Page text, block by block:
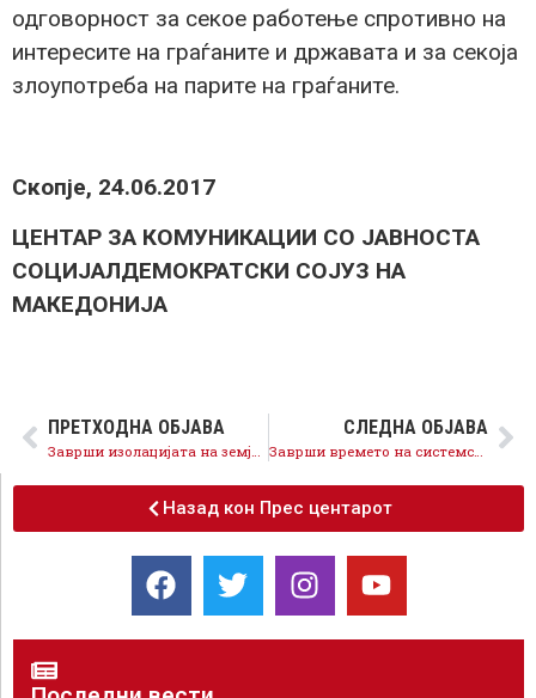
одговорност за секое работење спротивно на
интересите на граѓаните и државата и за секоја
злоупотреба на парите на граѓаните.
Скопје, 24.06.2017
ЦЕНТАР ЗА КОМУНИКАЦИИ СО ЈАВНОСТА
СОЦИЈАЛДЕМОКРАТСКИ СОЈУЗ НА
МАКЕДОНИЈА
ПРЕТХОДНА ОБЈАВА СЛЕДНА ОБЈАВА
Заврши времето на системско уништување на економијата, зацртаните реформи носат економски раст и добро за сите!
Назад кон Прес центарот